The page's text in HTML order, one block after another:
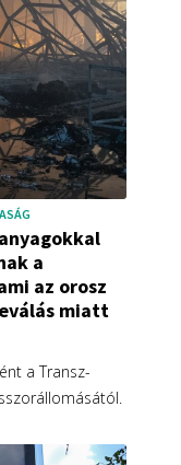
a
az orosz
miatt
a Transz-